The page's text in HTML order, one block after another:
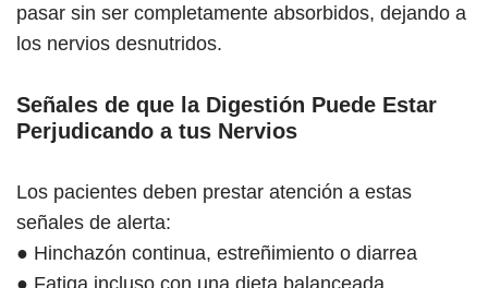
pasar sin ser completamente absorbidos, dejando a
los nervios desnutridos.
Señales de que la Digestión Puede Estar
Perjudicando a tus Nervios
Los pacientes deben prestar atención a estas
señales de alerta:
● Hinchazón continua, estreñimiento o diarrea
● Fatiga incluso con una dieta balanceada